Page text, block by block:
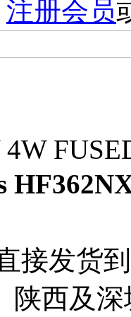
注册会员
4W
接发货
陕西及